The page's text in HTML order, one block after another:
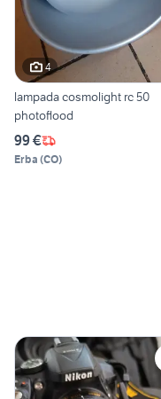
4
lampada cosmolight rc 50
photoflood
99 €
Erba (CO)